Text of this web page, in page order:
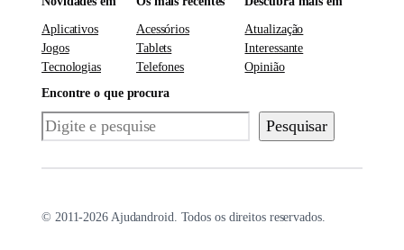
Aplicativos
Jogos
Tecnologias
Acessórios
Tablets
Telefones
Atualização
Interessante
Opinião
Encontre o que procura
Pesquisar Pesquisar
© 2011-2026 Ajudandroid. Todos os direitos reservados.